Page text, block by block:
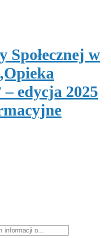
Społecznej w
edycja 2025